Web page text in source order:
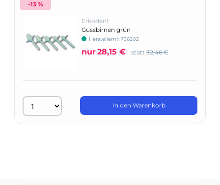
-13 %
Erkodent
Gussbirnen grün
Herstellernr: 736202
nur28,15 € statt 32,46 €
In den Warenkorb